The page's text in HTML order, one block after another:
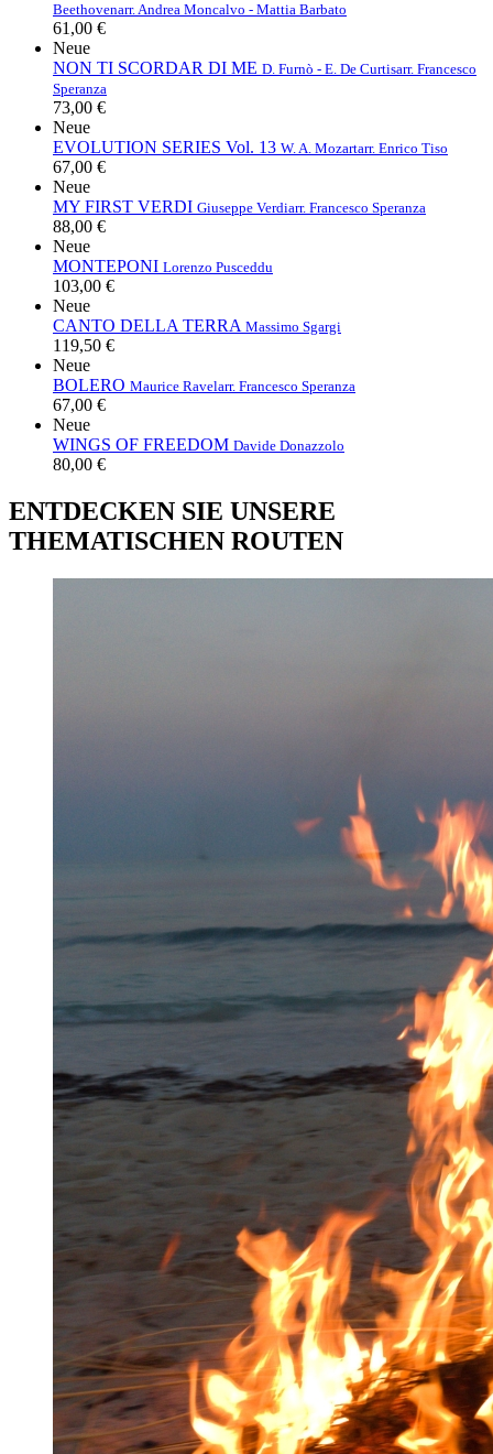
Beethovenarr. Andrea Moncalvo - Mattia Barbato
61,00 €
Neue
NON TI SCORDAR DI ME D. Furnò - E. De Curtisarr. Francesco
Speranza
73,00 €
Neue
EVOLUTION SERIES Vol. 13 W. A. Mozartarr. Enrico Tiso
67,00 €
Neue
MY FIRST VERDI Giuseppe Verdiarr. Francesco Speranza
88,00 €
Neue
MONTEPONI Lorenzo Pusceddu
103,00 €
Neue
CANTO DELLA TERRA Massimo Sgargi
119,50 €
Neue
BOLERO Maurice Ravelarr. Francesco Speranza
67,00 €
Neue
WINGS OF FREEDOM Davide Donazzolo
80,00 €
ENTDECKEN SIE UNSERE
THEMATISCHEN ROUTEN